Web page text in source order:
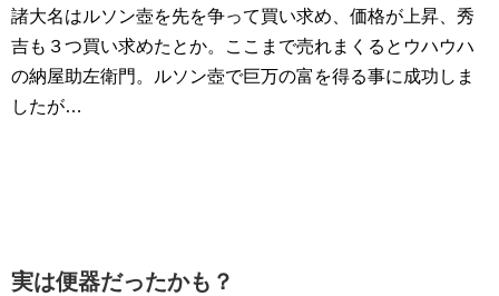
諸大名はルソン壺を先を争って買い求め、価格が上昇、秀
吉も３つ買い求めたとか。ここまで売れまくるとウハウハ
の納屋助左衛門。ルソン壺で巨万の富を得る事に成功しま
したが…
実は便器だったかも？